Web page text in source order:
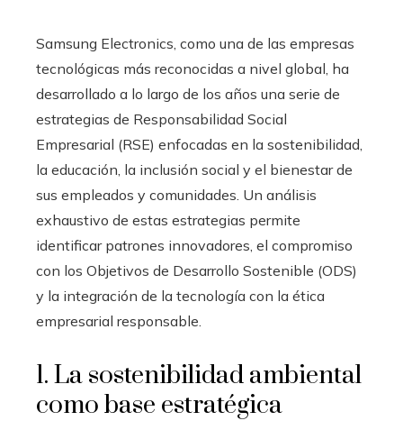
Samsung Electronics, como una de las empresas
tecnológicas más reconocidas a nivel global, ha
desarrollado a lo largo de los años una serie de
estrategias de Responsabilidad Social
Empresarial (RSE) enfocadas en la sostenibilidad,
la educación, la inclusión social y el bienestar de
sus empleados y comunidades. Un análisis
exhaustivo de estas estrategias permite
identificar patrones innovadores, el compromiso
con los Objetivos de Desarrollo Sostenible (ODS)
y la integración de la tecnología con la ética
empresarial responsable.
1. La sostenibilidad ambiental
como base estratégica